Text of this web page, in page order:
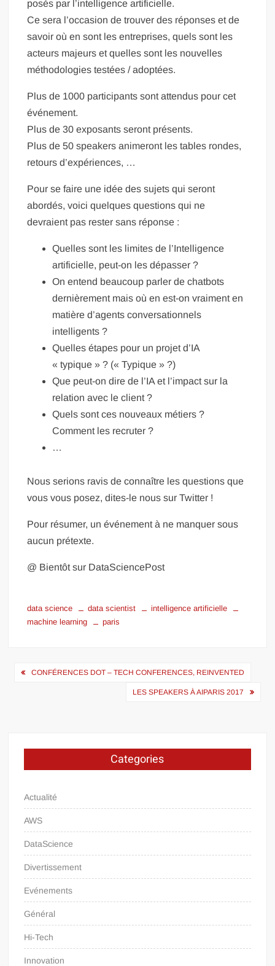
posés par l’intelligence artificielle.
Ce sera l’occasion de trouver des réponses et de
savoir où en sont les entreprises, quels sont les
acteurs majeurs et quelles sont les nouvelles
méthodologies testées / adoptées.
Plus de 1000 participants sont attendus pour cet
événement.
Plus de 30 exposants seront présents.
Plus de 50 speakers animeront les tables rondes,
retours d’expériences, …
Pour se faire une idée des sujets qui seront
abordés, voici quelques questions qui ne
devraient pas rester sans réponse :
Quelles sont les limites de l’Intelligence
artificielle, peut-on les dépasser ?
On entend beaucoup parler de chatbots
dernièrement mais où en est-on vraiment en
matière d’agents conversationnels
intelligents ?
Quelles étapes pour un projet d’IA
« typique » ? (« Typique » ?)
Que peut-on dire de l’IA et l’impact sur la
relation avec le client ?
Quels sont ces nouveaux métiers ?
Comment les recruter ?
…
Nous serions ravis de connaître les questions que
vous vous posez, dites-le nous sur Twitter !
Pour résumer, un événement à ne manquer sous
aucun prétexte.
@ Bientôt sur DataSciencePost
data science data scientist
intelligence artificielle
machine learning
paris
Navigation
CONFÉRENCES DOT – TECH CONFERENCES, REINVENTED
LES SPEAKERS À AIPARIS 2017
Categories
Actualité
AWS
DataScience
Divertissement
Evénements
Général
Hi-Tech
Innovation